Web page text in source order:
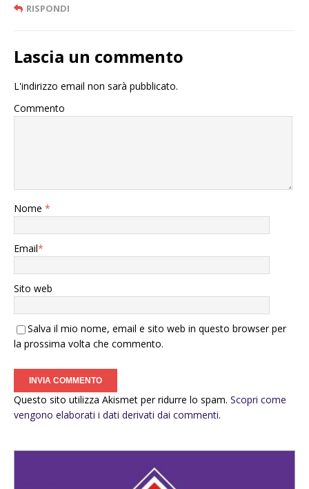
RISPONDI
Lascia un commento
L'indirizzo email non sarà pubblicato.
Commento
Nome *
Email*
Sito web
Salva il mio nome, email e sito web in questo browser per
la prossima volta che commento.
Questo sito utilizza Akismet per ridurre lo spam. Scopri come
vengono elaborati i dati derivati dai commenti.